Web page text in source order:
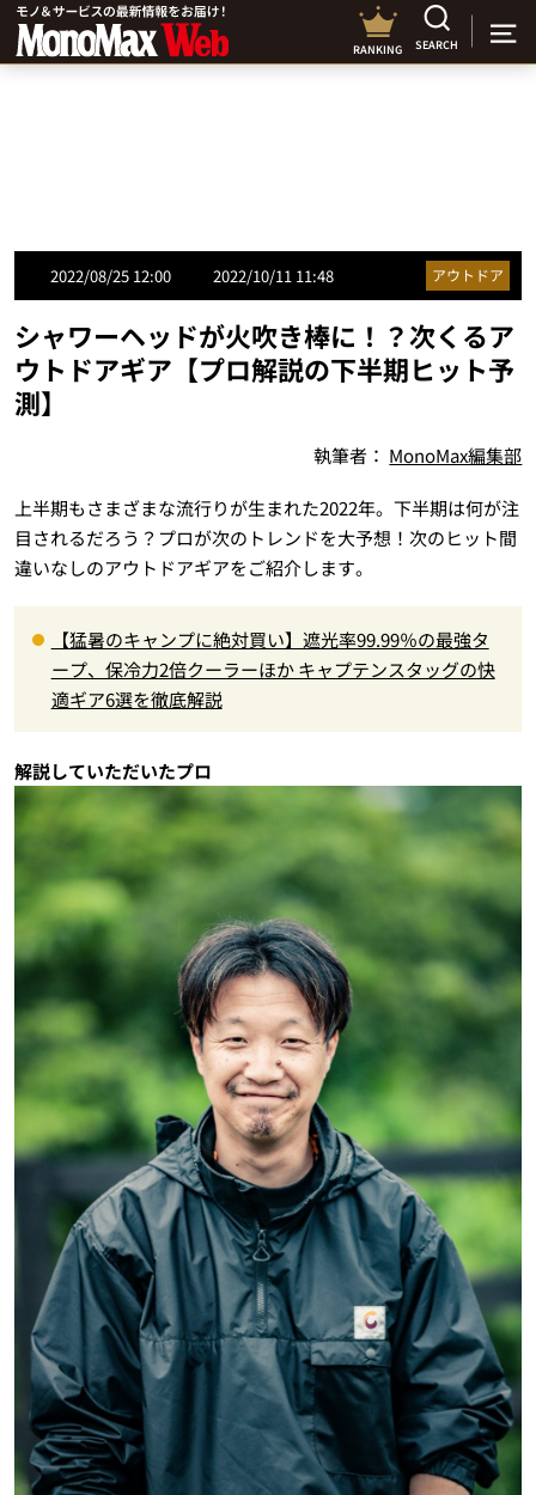
RANKING SEARCH
2022/08/25 12:00 2022/10/11 11:48 アウトドア
シャワーヘッドが火吹き棒に！？次くるア
ウトドアギア【プロ解説の下半期ヒット予
測】
執筆者： MonoMax編集部
上半期もさまざまな流行りが生まれた2022年。下半期は何が注
目されるだろう？プロが次のトレンドを大予想！次のヒット間
違いなしのアウトドアギアをご紹介します。
【猛暑のキャンプに絶対買い】遮光率99.99％の最強タ
ープ、保冷力2倍クーラーほか キャプテンスタッグの快
適ギア6選を徹底解説
解説していただいたプロ